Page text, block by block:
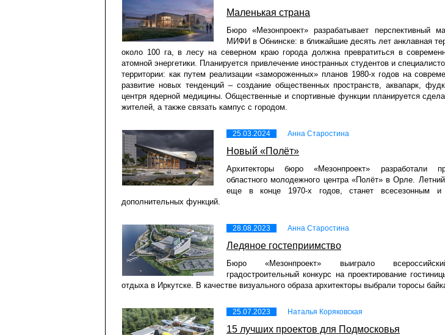
Маленькая страна
Бюро «Мезонпроект» разрабатывает перспективный
МИФИ в Обнинске: в ближайшие десять лет анклавная
около 100 га, в лесу на северном краю города должна превратиться в
атомной энергетики. Планируется привлечение иностранных студентов и
территории: как путем реализации «замороженных» планов 1980-х годов на
развитие новых тенденций – создание общественных пространств, аквапарк,
центря ядерной медицины. Общественные и спортивные функции планируется
жителей, а также связать кампус с городом.
25.03.2024 Анна Старостина
Новый «Полёт»
Архитекторы бюро «Мезонпроект» разработали
областного молодежного центра «Полёт» в Орле.
еще в конце 1970-х годов, станет всесезонным и
дополнительных функций.
28.08.2023 Анна Старостина
Ледяное гостеприимство
Бюро «Мезонпроект» выиграло
градостроительный конкурс на проектирование
отдыха в Иркутске. В качестве визуального образа архитекторы выбрали торосы
25.07.2023 Наталья Коряковская
15 лучших проектов для Подмосковья